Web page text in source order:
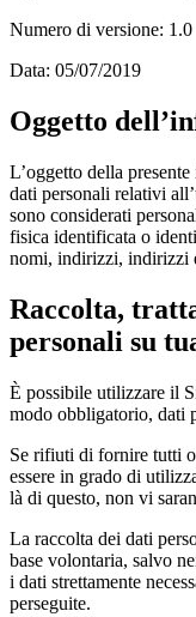
Numero di versione: 1.0
Data: 05/07/2019
Oggetto
L’oggetto della
dati personali relativi
sono considerati
fisica identificata o
nomi, indirizzi, indirizzi
Raccolta,
personali su
È possibile utilizzare il
modo obbligatorio, dati
Se rifiuti di fornire tutti
essere in grado di
là di questo, non vi
La raccolta dei dati
base volontaria, salvo
i dati strettamente
perseguite.